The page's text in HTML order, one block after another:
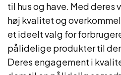
til hus og have. Med
høj kvalitet og
et ideelt valg for
pålidelige produkter til
Deres engagement i